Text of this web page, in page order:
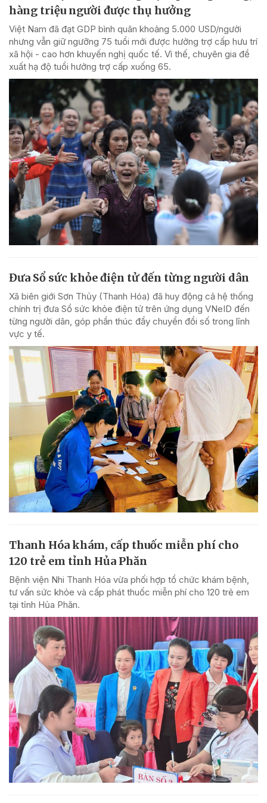
hàng triệu người được thụ hưởng
Việt Nam đã đạt GDP bình quân khoảng 5.000 USD/người
nhưng vẫn giữ ngưỡng 75 tuổi mới được hưởng trợ cấp hưu trí
xã hội - cao hơn khuyến nghị quốc tế. Vì thế, chuyên gia đề
xuất hạ độ tuổi hưởng trợ cấp xuống 65.
Đưa Sổ sức khỏe điện tử đến từng người dân
Xã biên giới Sơn Thủy (Thanh Hóa) đã huy động cả hệ thống
chính trị đưa Sổ sức khỏe điện tử trên ứng dụng VNeID đến
từng người dân, góp phần thúc đẩy chuyển đổi số trong lĩnh
vực y tế.
Thanh Hóa khám, cấp thuốc miễn phí cho
120 trẻ em tỉnh Hủa Phăn
Bệnh viện Nhi Thanh Hóa vừa phối hợp tổ chức khám bệnh,
tư vấn sức khỏe và cấp phát thuốc miễn phí cho 120 trẻ em
tại tỉnh Hủa Phăn.